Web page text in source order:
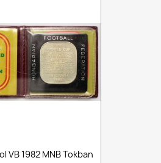
VB 1982 MNB Tokban